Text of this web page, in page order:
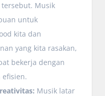
Musik
untuk
kita dan
yang kita rasakan,
bekerja dengan
Musik latar